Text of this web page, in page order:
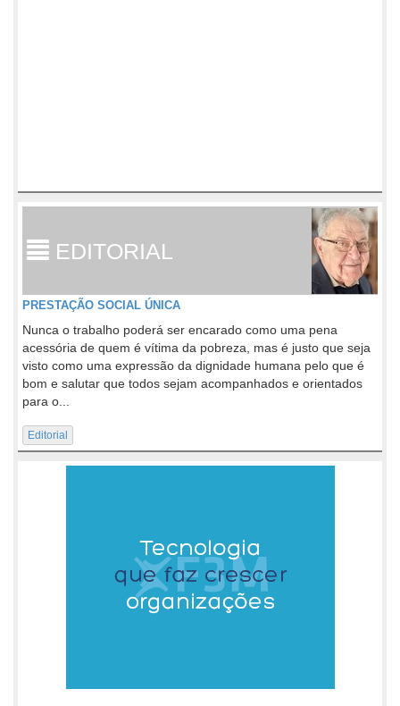
EDITORIAL
PRESTAÇÃO SOCIAL ÚNICA
Nunca o trabalho poderá ser encarado como uma pena
acessória de quem é vítima da pobreza, mas é justo que seja
visto como uma expressão da dignidade humana pelo que é
bom e salutar que todos sejam acompanhados e orientados
para o...
Editorial